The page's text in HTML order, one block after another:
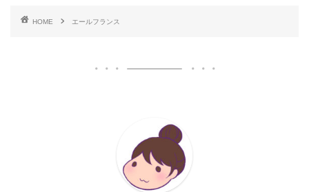
HOME エールフランス